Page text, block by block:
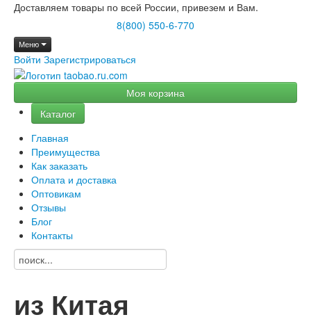
Доставляем товары по всей России, привезем и Вам.
8(800) 550-6-770
Меню
Войти Зарегистрироваться
Моя корзина
Каталог
Главная
Преимущества
Как заказать
Оплата и доставка
Оптовикам
Отзывы
Блог
Контакты
из Китая